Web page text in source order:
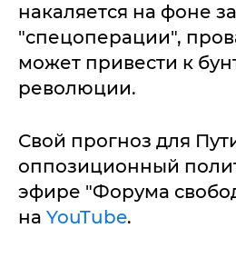
накаляется на фоне
"спецоперации",
может привести к
революции.
Свой прогноз для
оппозиционный
эфире "Форума
на YouTube.